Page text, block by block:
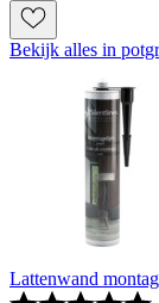
Bekijk alles in
Lattenwand